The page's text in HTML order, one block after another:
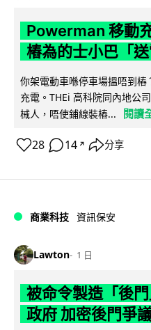
Powerman 移動
樁為的士小巴「送
你架電動車喺停車場搵唔到
充電。THEi 高科院同內地公
械人，唔使鋪線裝樁...
閱讀
28 14 ↗ 分享
商業科技 資訊保安
Lawton 1 日
被命令製造「後
政府 加密後門爭